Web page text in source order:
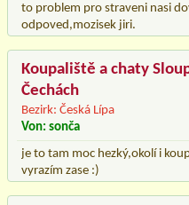
to problem pro straveni nasi
odpoved,mozisek jiri.
Koupaliště a chaty
Čechách
Bezirk: Česká Lípa
Von: sonča
je to tam moc hezký,okolí i
vyrazím zase :)